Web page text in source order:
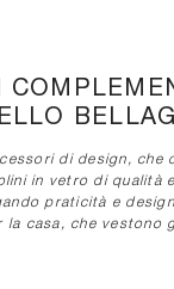
di design,
in vetro di
praticità e
casa, che